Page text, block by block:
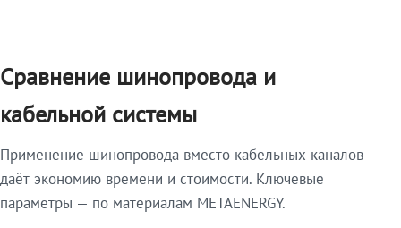
Сравнение шинопровода и
кабельной системы
Применение шинопровода вместо кабельных каналов
даёт экономию времени и стоимости. Ключевые
параметры — по материалам METAENERGY.